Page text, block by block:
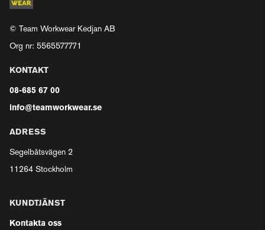
© Team Workwear Kedjan AB
Org nr: 5565577771
KONTAKT
08-685 67 00
info@teamworkwear.se
ADRESS
Segelbåtsvägen 2
11264 Stockholm
KUNDTJÄNST
Kontakta oss